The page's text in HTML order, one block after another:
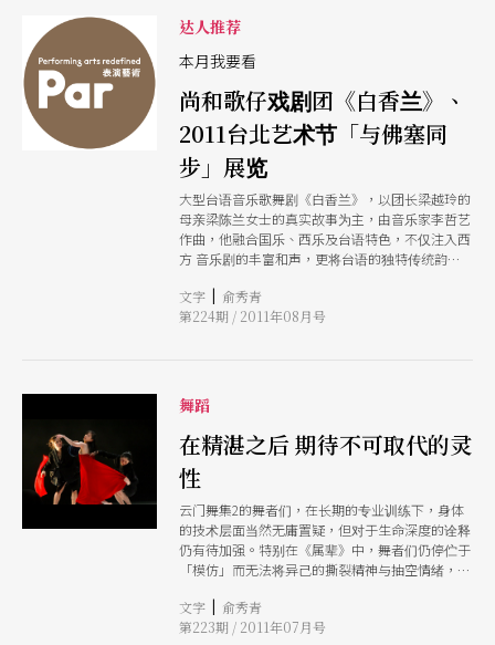
达人推荐
本月我要看
尚和歌仔戏剧团《白香兰》、
2011台北艺术节「与佛塞同
步」展览
大型台语音乐歌舞剧《白香兰》，以团长梁越玲的
母亲梁陈兰女士的真实故事为主，由音乐家李哲艺
作曲，他融合国乐、西乐及台语特色，不仅注入西
方 音乐剧的丰富和声，更将台语的独特传统韵味
跨界创作，包括时装歌仔戏、高雄市立国乐团现场
演奏，呈现一九五 ○年代的氛围与特色曲目且重
改写历史。他是首位将舞蹈学派、电脑科技结合数
位影像，及最早使用Digital Media于排练的编舞
家。从「即兴科技」光碟、对位法、现场互动空间
装置、数位电脑至舞蹈影像等，完整的将这位大师
多年研究引进台湾。佛塞的新媒体艺术 系列展
文字 | 俞秀青
第224期 / 2011年08月号
舞蹈
在精湛之后 期待不可取代的灵
性
云门舞集2的舞者们，在长期的专业训练下，身体
的技术层面当然无庸置疑，但对于生命深度的诠释
仍有待加强。特别在《属辈》中，舞者们仍停伫于
「模仿」而无法将异己的撕裂精神与抽空情绪，完
题。
文字 | 俞秀青
第223期 / 2011年07月号